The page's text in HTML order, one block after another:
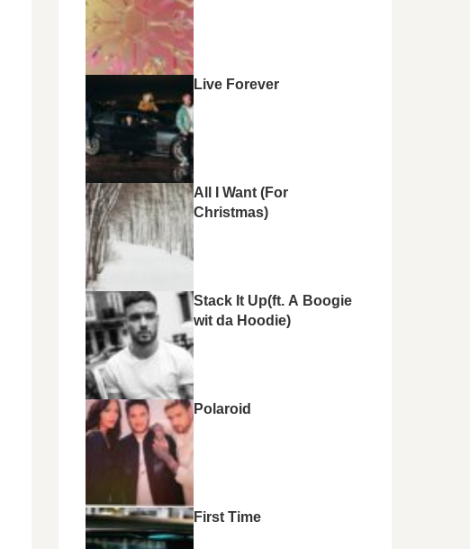
Live Forever
All I Want (For
Christmas)
Stack It Up(ft. A Boogie
wit da Hoodie)
Polaroid
First Time